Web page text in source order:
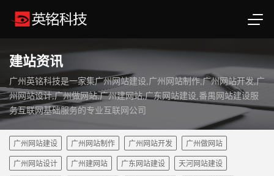
建站资讯
广州英铭科技是一家集广州网站建设,广州网站制作,广州网站开发,广
州网站设计,广州做网站,广州建网站,广东网站建设,番禺网站建设服
务互联网基础服务的专业互联网公司
广州网站建设 广州网站制作 广州网站开发 广州做网站
广州网站设计 广州建网站 广东网站建设 天河网站建设